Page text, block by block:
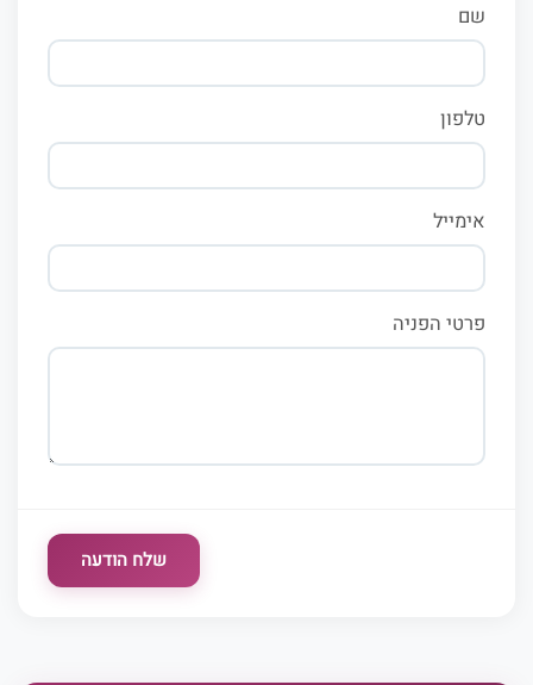
שם
טלפון
אימייל
פרטי הפניה
שלח הודעה